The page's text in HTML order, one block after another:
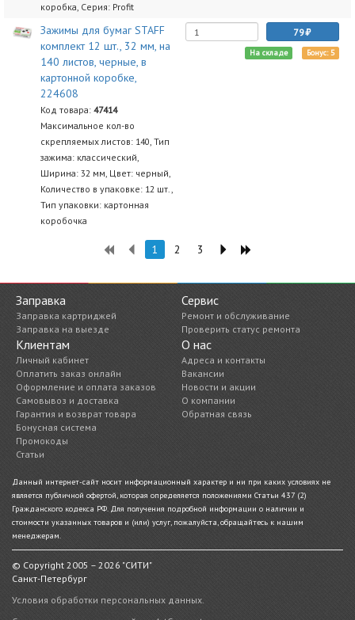
коробка, Серия: Profit
Зажимы для бумаг STAFF
комплект 12 шт., 32 мм, на
140 листов, черные, в
картонной коробке,
224608
Код товара: 47414
Максимальное кол-во
скрепляемых листов: 140, Тип
зажима: классический,
Ширина: 32 мм, Цвет: черный,
Количество в упаковке: 12 шт.,
Тип упаковки: картонная
коробочка
79
На складе Бонус: 5
1 2 3
Заправка
Заправка картриджей
Заправка на выезде
Сервис
Ремонт и обслуживание
Проверить статус ремонта
Клиентам
Личный кабинет
Оплатить заказ онлайн
Оформление и оплата заказов
Самовывоз и доставка
Гарантия и возврат товара
Бонусная система
Промокоды
Статьи
О нас
Адреса и контакты
Вакансии
Новости и акции
О компании
Обратная связь
Данный интернет-сайт носит информационный характер и ни при каких условиях не
является публичной офертой, которая определяется положениями Статьи 437 (2)
Гражданского кодекса РФ. Для получения подробной информации о наличии и
стоимости указанных товаров и (или) услуг, пожалуйста, обращайтесь к нашим
менеджерам.
© Copyright 2005 – 2026 "СИТИ"
Санкт-Петербург
Условия обработки персональных данных.